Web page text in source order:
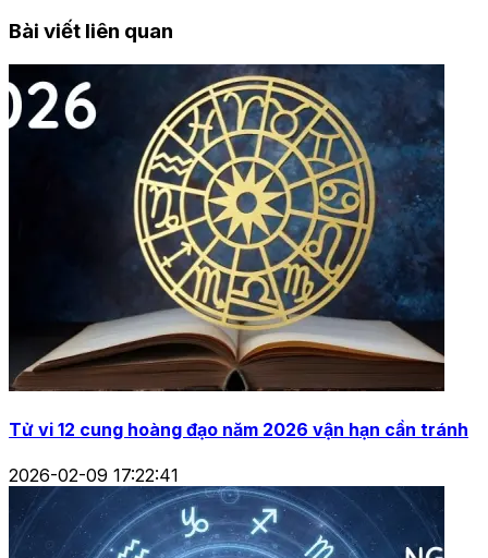
Bài viết liên quan
Tử vi 12 cung hoàng đạo năm 2026 vận hạn cần tránh
2026-02-09 17:22:41